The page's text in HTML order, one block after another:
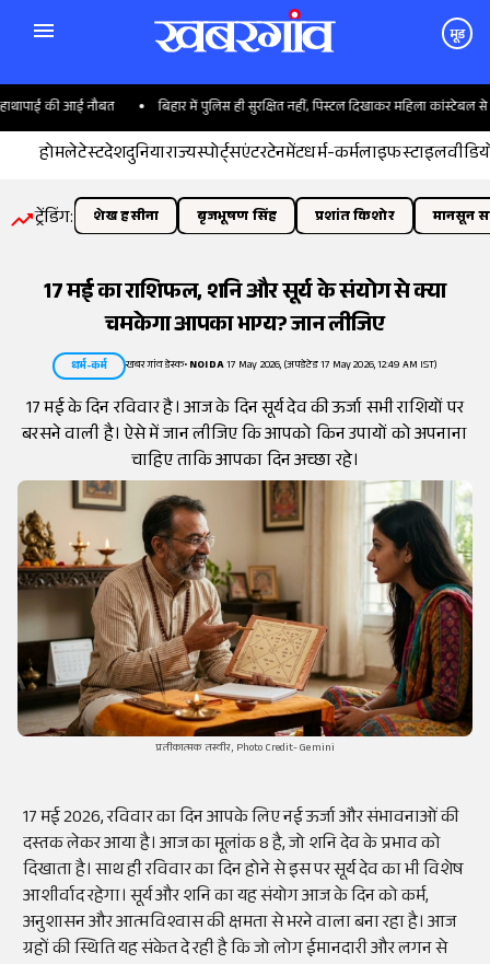
मूड
की आई नौबत बिहार में पुलिस ही सुरक्षित नहीं, पिस्टल दिखाकर महिला कांस्टेबल से लूट
होमलेटेस्टदेशदुनियाराज्यस्पोर्ट्सएंटरटेनमेंटधर्म-कर्मलाइफस्टाइल
ट्रेंडिंग: शेख हसीना बृजभूषण सिंह प्रशांत किशोर मानसून
17 मई का राशिफल, शनि और सूर्य के संयोग से क्या
चमकेगा आपका भाग्य? जान लीजिए
धर्म-कर्म खबरगांव डेस्क•NOIDA17 May 2026, (अपडेटेड 17 May 2026, 12:49 AM IST)
17 मई के दिन रविवार है। आज के दिन सूर्य देव की ऊर्जा सभी राशियों पर
बरसने वाली है। ऐसे में जान लीजिए कि आपको किन उपायों को अपनाना
चाहिए ताकि आपका दिन अच्छा रहे।
प्रतीकात्मक तस्वीर, Photo Credit- Gemini
17 मई 2026, रविवार का दिन आपके लिए नई ऊर्जा और संभावनाओं की
दस्तक लेकर आया है। आज का मूलांक 8 है, जो शनि देव के प्रभाव को
दिखाता है। साथ ही रविवार का दिन होने से इस पर सूर्य देव का भी विशेष
आशीर्वाद रहेगा। सूर्य और शनि का यह संयोग आज के दिन को कर्म,
अनुशासन और आत्मविश्वास की क्षमता से भरने वाला बना रहा है। आज
ग्रहों की स्थिति यह संकेत दे रही है कि जो लोग ईमानदारी और लगन से